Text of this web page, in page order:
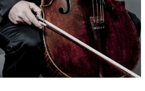
ging auf ein Rauch aus dem
Rauch kamen Heuschrecken auf die
Macht gegeben, wie die Skorpione auf
Und es ward ihnen gegeben, daß sie
sie quälten fünf Monate lang.... und in
den Tod suchen, und nicht
zu sterben, und der Tod wird vor
Zähne waren wie die der Löwen; und
Panzer, und das Rasseln ihrer Flügel
Wagen vieler Rosse, die in den Krieg